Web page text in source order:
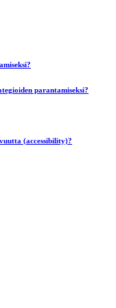
parantamiseksi?
(accessibility)?